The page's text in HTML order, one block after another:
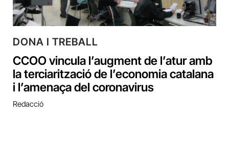
DONA I TREBALL
CCOO vincula l’augment de l’atur amb
la terciarització de l’economia catalana
i l’amenaça del coronavirus
Redacció